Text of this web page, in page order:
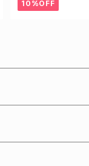
ケース
10%OFF